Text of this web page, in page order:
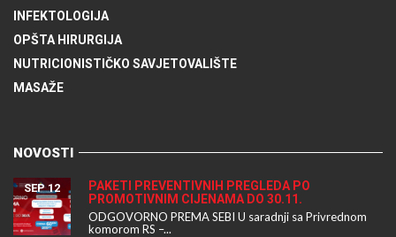
INFEKTOLOGIJA
OPŠTA HIRURGIJA
NUTRICIONISTIČKO SAVJETOVALIŠTE
MASAŽE
NOVOSTI
PAKETI PREVENTIVNIH PREGLEDA PO
PROMOTIVNIM CIJENAMA DO 30.11.
SEP 12
ODGOVORNO PREMA SEBI U saradnji sa Privrednom
komorom RS –...